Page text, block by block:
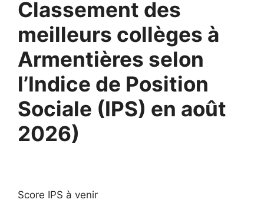
Classement des
meilleurs collèges à
Armentières selon
l’Indice de Position
Sociale (IPS) en août
2026)
Score IPS à venir